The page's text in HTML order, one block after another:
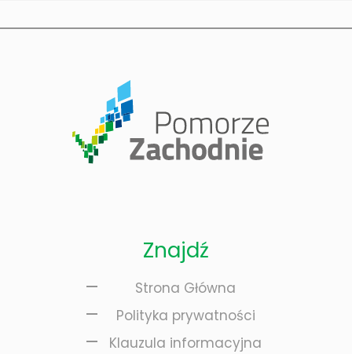
Znajdź
Strona Główna
Polityka prywatności
Klauzula informacyjna